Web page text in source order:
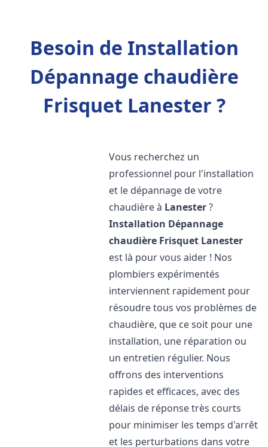
Besoin de Installation
Dépannage chaudière
Frisquet Lanester ?
Vous recherchez un
professionnel pour l'installation
et le dépannage de votre
chaudière à Lanester?
Installation Dépannage
chaudière Frisquet Lanester
est là pour vous aider ! Nos
plombiers expérimentés
interviennent rapidement pour
résoudre tous vos problèmes de
chaudière, que ce soit pour une
installation, une réparation ou
un entretien régulier. Nous
offrons des interventions
rapides et efficaces, avec des
délais de réponse très courts
pour minimiser les temps d'arrêt
et les perturbations dans votre